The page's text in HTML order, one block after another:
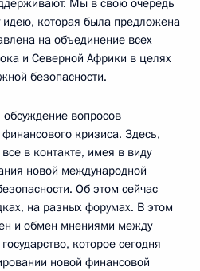
идею, которая была предложена
на объединение всех
и Северной Африки в целях
безопасности.
вопросов
кризиса. Здесь,
в контакте, имея в виду
новой международной
Об этом сейчас
на разных форумах. В этом
и обмен мнениями между
которое сегодня
новой финансовой